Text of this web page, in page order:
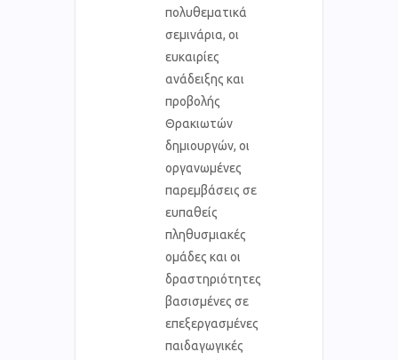
πολυθεματικά
σεμινάρια, οι
ευκαιρίες
ανάδειξης και
προβολής
Θρακιωτών
δημιουργών, οι
οργανωμένες
παρεμβάσεις σε
ευπαθείς
πληθυσμιακές
ομάδες και οι
δραστηριότητες
βασισμένες σε
επεξεργασμένες
παιδαγωγικές